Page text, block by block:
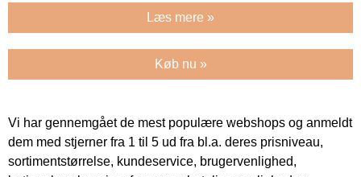
Læs mere »
Køb nu »
Vi har gennemgået de mest populære webshops og anmeldt
dem med stjerner fra 1 til 5 ud fra bl.a. deres prisniveau,
sortimentstørrelse, kundeservice, brugervenlighed,